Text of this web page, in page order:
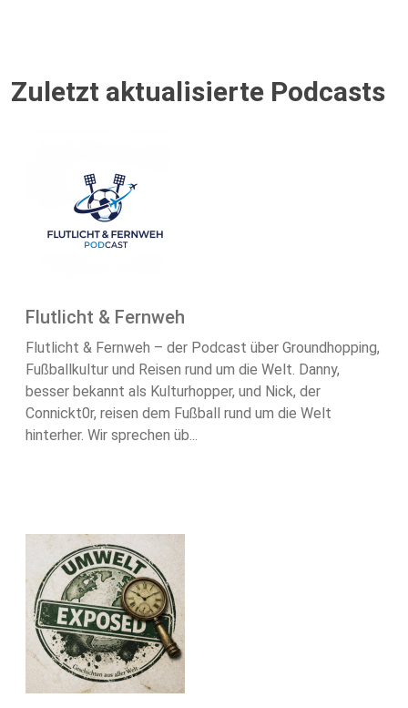
Zuletzt aktualisierte Podcasts
Flutlicht & Fernweh
Flutlicht & Fernweh – der Podcast über Groundhopping,
Fußballkultur und Reisen rund um die Welt. Danny,
besser bekannt als Kulturhopper, und Nick, der
Connickt0r, reisen dem Fußball rund um die Welt
hinterher. Wir sprechen üb...